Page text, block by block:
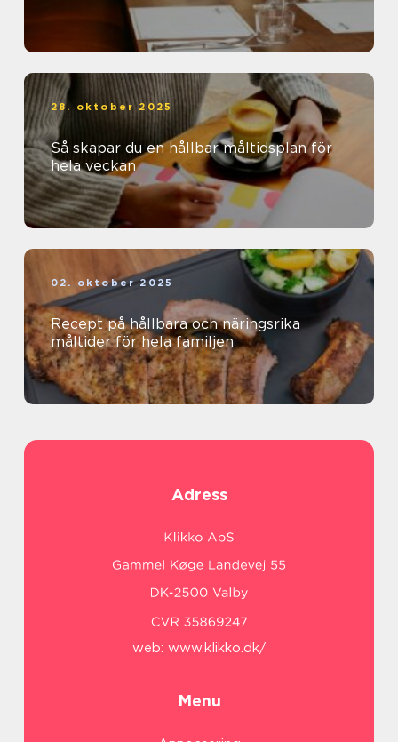
28. oktober 2025
Så skapar du en hållbar måltidsplan för
hela veckan
02. oktober 2025
Recept på hållbara och näringsrika
måltider för hela familjen
Adress
web: www.klikko.dk/
Menu